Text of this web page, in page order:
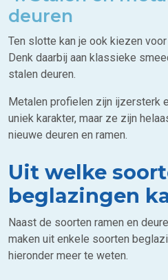
deuren
Ten slotte kan je ook kiezen
Denk daarbij aan klassieke
stalen deuren.
Metalen profielen zijn ijzersterk
uniek karakter, maar ze zijn
nieuwe deuren en ramen.
Uit welke
beglazingen
Naast de soorten ramen en
maken uit enkele soorten
hieronder meer te weten.